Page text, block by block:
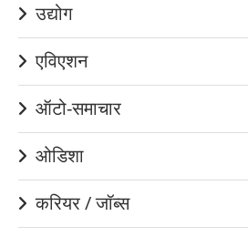
उद्योग
एविएशन
ऑटो-समाचार
ओडिशा
करियर / जॉब्स